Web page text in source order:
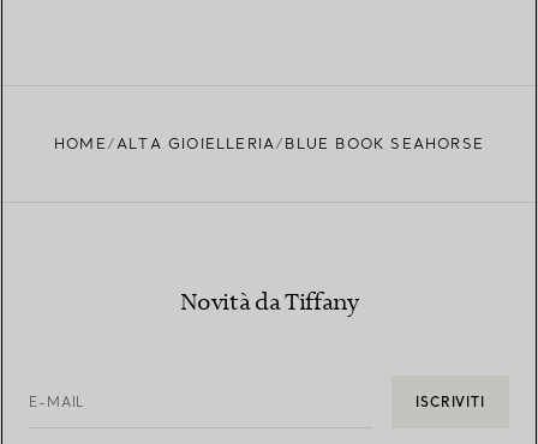
HOME ALTA GIOIELLERIA BLUE BOOK SEAHORSE
Novità da Tiffany
E-MAIL ISCRIVITI